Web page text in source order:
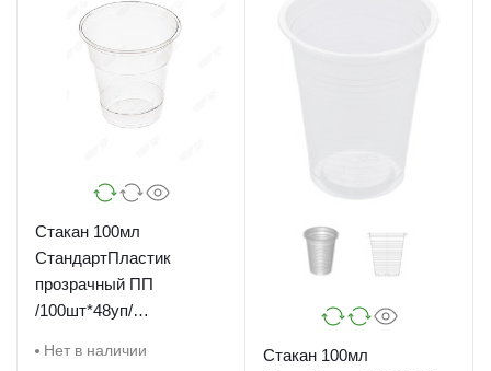
Стакан 100мл
СтандартПластик
прозрачный ПП
/100шт*48уп/
Нет в наличии
Стакан 100мл